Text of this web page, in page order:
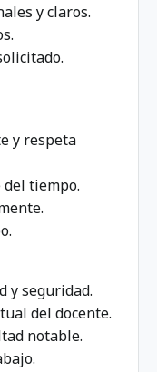
y claros.
y respeta
tiempo.
y seguridad.
del docente.
notable.